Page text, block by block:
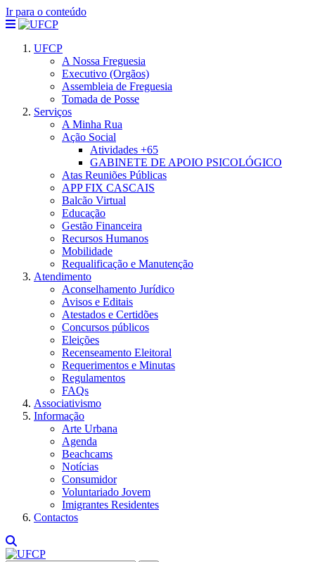
Ir para o conteúdo
UFCP
A Nossa Freguesia
Executivo (Orgãos)
Assembleia de Freguesia
Tomada de Posse
Serviços
A Minha Rua
Ação Social
Atividades +65
GABINETE DE APOIO PSICOLÓGICO
Atas Reuniões Públicas
APP FIX CASCAIS
Balcão Virtual
Educação
Gestão Financeira
Recursos Humanos
Mobilidade
Requalificação e Manutenção
Atendimento
Aconselhamento Jurídico
Avisos e Editais
Atestados e Certidões
Concursos públicos
Eleições
Recenseamento Eleitoral
Requerimentos e Minutas
Regulamentos
FAQs
Associativismo
Informação
Arte Urbana
Agenda
Beachcams
Notícias
Consumidor
Voluntariado Jovem
Imigrantes Residentes
Contactos